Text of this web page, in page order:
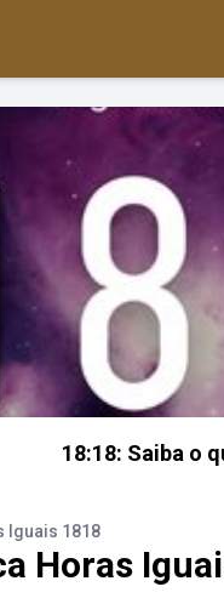
18:18: Saiba o
Iguais 1818
Horas